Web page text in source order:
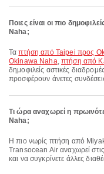
Ποιες είναι οι πιο
Naha;
Ταπτήση από Taipei προς
Okinawa Naha, πτήση από
δημοφιλείς αστικές
προσφέρουν άνετες
Τι ώρα αναχωρεί η
Naha;
Η πιο νωρίς πτήση από Miyakojima προς Okinawa Naha με την Japan
Transocean Air αναχωρεί
και να συγκρίνετε άλλες